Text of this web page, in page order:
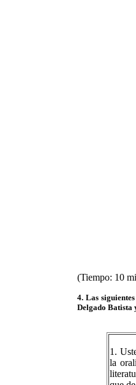
(Tiempo: 10
4. Las
Delgado Batista
1.
la